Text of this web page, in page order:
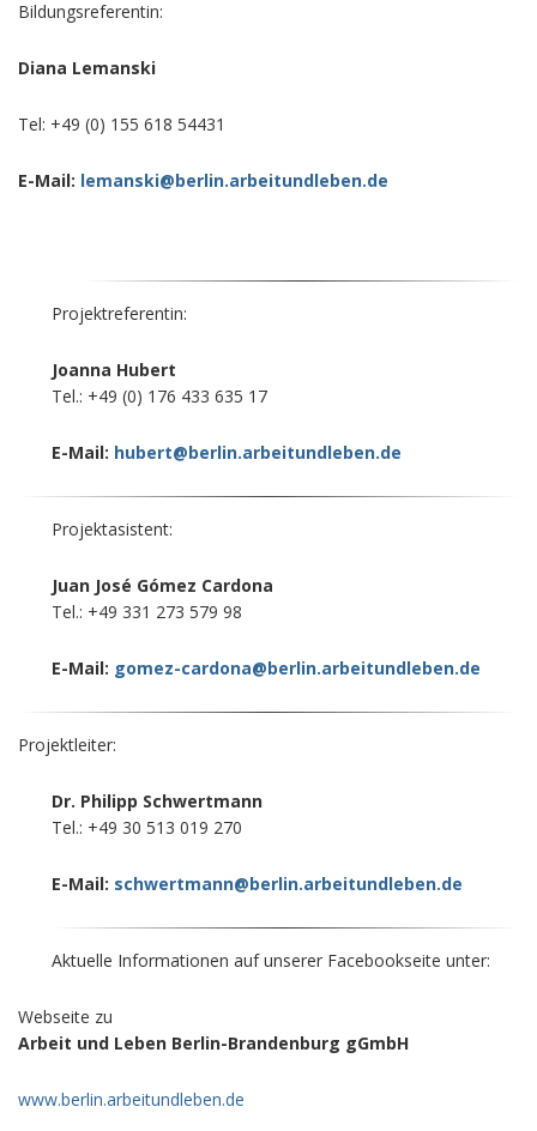
Bildungsreferentin:
Diana Lemanski
Tel: +49 (0) 155 618 54431
E-Mail: lemanski@berlin.arbeitundleben.de
Projektreferentin:
Joanna Hubert
Tel.: +49 (0) 176 433 635 17
E-Mail: hubert@berlin.arbeitundleben.de
Projektasistent:
Juan José Gómez Cardona
Tel.: +49 331 273 579 98
E-Mail: gomez-cardona@berlin.arbeitundleben.de
Projektleiter:
Dr. Philipp Schwertmann
Tel.: +49 30 513 019 270
E-Mail: schwertmann@berlin.arbeitundleben.de
Aktuelle Informationen auf unserer Facebookseite unter:
Webseite zu
Arbeit und Leben Berlin-Brandenburg gGmbH
www.berlin.arbeitundleben.de